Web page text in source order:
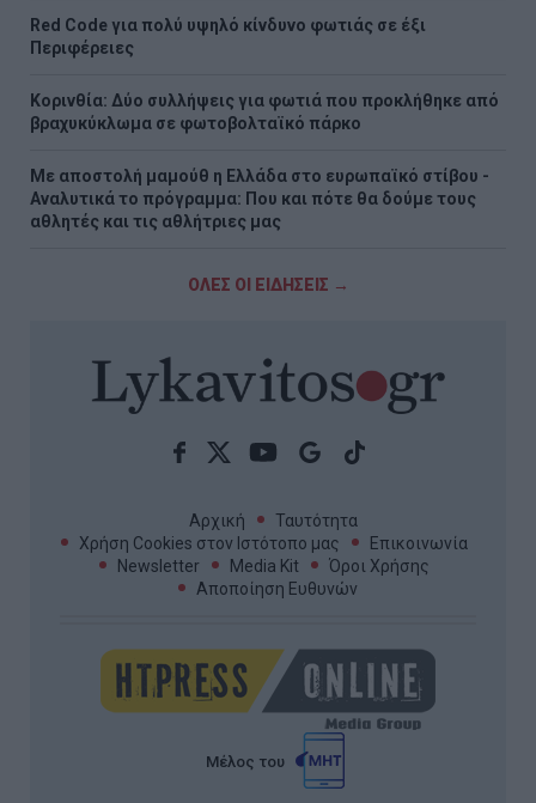
Red Code για πολύ υψηλό κίνδυνο φωτιάς σε έξι
Περιφέρειες
Κορινθία: Δύο συλλήψεις για φωτιά που προκλήθηκε από
βραχυκύκλωμα σε φωτοβολταϊκό πάρκο
Με αποστολή μαμούθ η Ελλάδα στο ευρωπαϊκό στίβου -
Αναλυτικά το πρόγραμμα: Που και πότε θα δούμε τους
αθλητές και τις αθλήτριες μας
ΟΛΕΣ ΟΙ ΕΙΔΗΣΕΙΣ →
Αρχική
Ταυτότητα
Χρήση Cookies στον Ιστότοπο μας
Επικοινωνία
Newsletter
Media Kit
Όροι Χρήσης
Αποποίηση Ευθυνών
Μέλος του